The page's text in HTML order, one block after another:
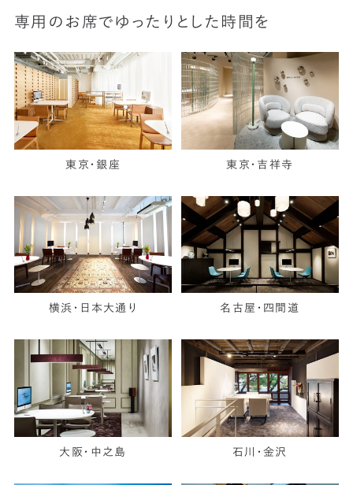
専用のお席でゆったりとした時間を
東京・銀座 東京・吉祥寺
横浜・日本大通り 名古屋・四間道
大阪・中之島 石川・金沢